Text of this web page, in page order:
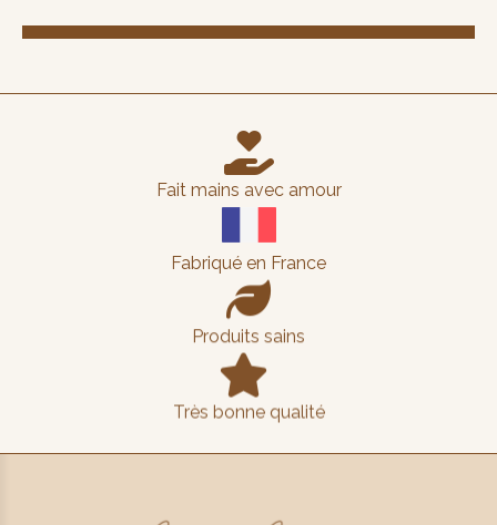

Fait mains avec amour
Fabriqué en France

Produits sains

Très bonne qualité